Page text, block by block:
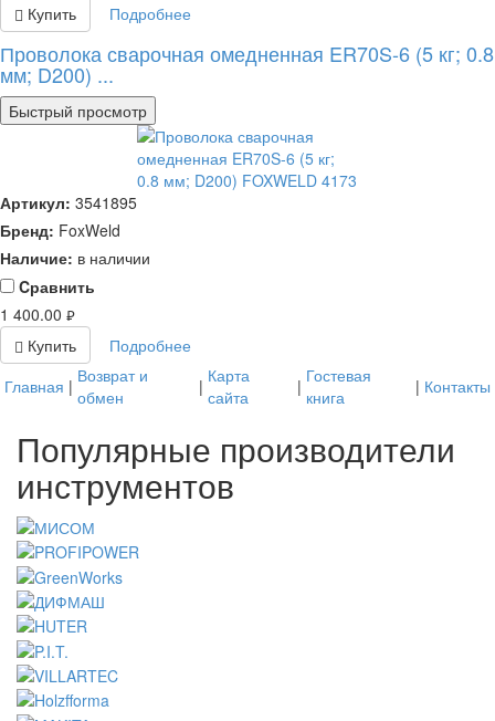
Купить Подробнее
Проволока сварочная омедненная ER70S-6 (5 кг; 0.8
мм; D200) ...
Быстрый просмотр
Артикул: 3541895
Бренд: FoxWeld
Наличие: в наличии
Cравнить
1 400.00 руб.
Купить
Подробнее
Главная | Возврат и
обмен
| Карта
сайта
| Гостевая
книга
| Контакты
Популярные производители
инструментов